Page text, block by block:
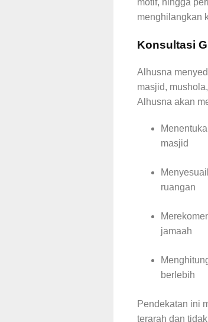
motif, hingga
menghilangkan
Konsultasi
Alhusna
masjid,
Alhusna akan
masjid
ruangan
jamaah
berlebih
Pendekatan ini
terarah dan